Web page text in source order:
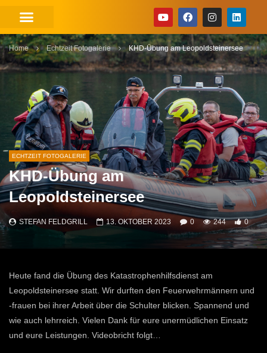
Home Echtzeit Fotogalerie KHD-Übung am Leopoldsteinersee
ECHTZEIT FOTOGALERIE
KHD-Übung am
Leopoldsteinersee
STEFAN FELDGRILL 13. OKTOBER 2023 0 244 0
Heute fand die Übung des Katastrophenhilfsdienst am
Leopoldsteinersee statt. Wir durften den Feuerwehrmännern und
-frauen bei ihrer Arbeit über die Schulter blicken. Spannend und
wie auch lehrreich. Vielen Dank für eure unermüdlichen Einsatz
und eure Leistungen. Videobricht folgt…